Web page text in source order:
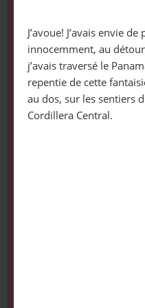
J’avoue! J’avais envie
innocemment, au
j’avais traversé le
repentie de cette
au dos, sur les sentiers
Cordillera Central.